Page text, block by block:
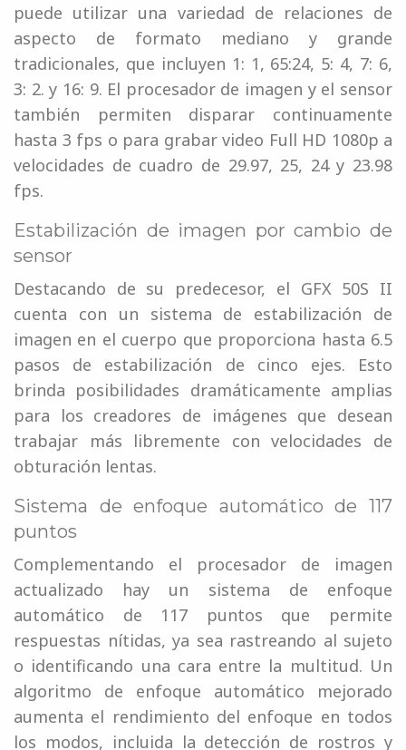
puede utilizar una variedad de relaciones de
aspecto de formato mediano y grande
tradicionales, que incluyen 1: 1, 65:24, 5: 4, 7: 6,
3: 2. y 16: 9. El procesador de imagen y el sensor
también permiten disparar continuamente
hasta 3 fps o para grabar video Full HD 1080p a
velocidades de cuadro de 29.97, 25, 24 y 23.98
fps.
Estabilización de imagen por cambio de
sensor
Destacando de su predecesor, el GFX 50S II
cuenta con un sistema de estabilización de
imagen en el cuerpo que proporciona hasta 6.5
pasos de estabilización de cinco ejes. Esto
brinda posibilidades dramáticamente amplias
para los creadores de imágenes que desean
trabajar más libremente con velocidades de
obturación lentas.
Sistema de enfoque automático de 117
puntos
Complementando el procesador de imagen
actualizado hay un sistema de enfoque
automático de 117 puntos que permite
respuestas nítidas, ya sea rastreando al sujeto
o identificando una cara entre la multitud. Un
algoritmo de enfoque automático mejorado
aumenta el rendimiento del enfoque en todos
los modos, incluida la detección de rostros y